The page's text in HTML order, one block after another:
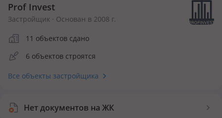
Количество квартир 210
Инфраструктура внутри ЖК
Детская площадка
Безопасность
Prof Invest
Застройщик · Основан в 2008 г.
11 объектов сдано
6 объектов строятся
Все объекты застройщика
Нет документов на ЖК